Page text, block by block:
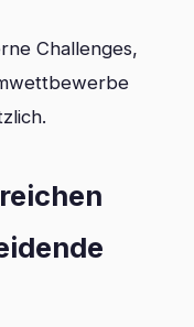
Challenges,